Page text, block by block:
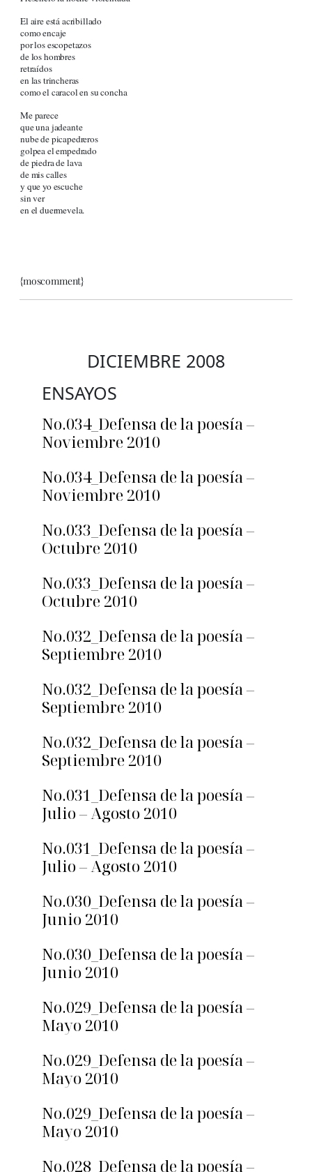
El aire está acribillado
como encaje
por los escopetazos
de los hombres
retraídos
en las trincheras
como el caracol en su concha
Me parece
que una jadeante
nube de picapedreros
golpea el empedrado
de piedra de lava
de mis calles
y que yo escuche
sin ver
en el duermevela.
{moscomment}
DICIEMBRE 2008
ENSAYOS
No.034_Defensa de la poesía –
Noviembre 2010
No.034_Defensa de la poesía –
Noviembre 2010
No.033_Defensa de la poesía –
Octubre 2010
No.033_Defensa de la poesía –
Octubre 2010
No.032_Defensa de la poesía –
Septiembre 2010
No.032_Defensa de la poesía –
Septiembre 2010
No.032_Defensa de la poesía –
Septiembre 2010
No.031_Defensa de la poesía –
Julio – Agosto 2010
No.031_Defensa de la poesía –
Julio – Agosto 2010
No.030_Defensa de la poesía –
Junio 2010
No.030_Defensa de la poesía –
Junio 2010
No.029_Defensa de la poesía –
Mayo 2010
No.029_Defensa de la poesía –
Mayo 2010
No.029_Defensa de la poesía –
Mayo 2010
No.028_Defensa de la poesía –